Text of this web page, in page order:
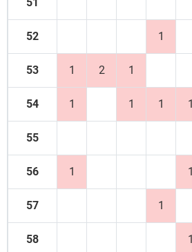
52 1
53 1 2 1
54 1 1 1 1
55
56 1 1
57 1
58 1